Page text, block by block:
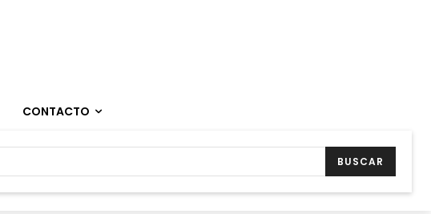
CONTACTO
BUSCAR